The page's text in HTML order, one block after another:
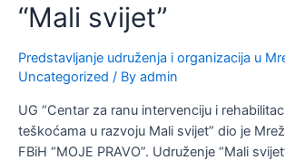
“Mali svijet”
Predstavljanje udruženja i organizacija u
Uncategorized / By admin
UG “Centar za ranu intervenciju i
teškoćama u razvoju Mali svijet” dio je
FBiH “MOJE PRAVO”. Udruženje “Mali